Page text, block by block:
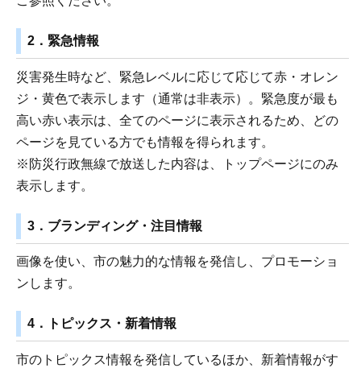
2．緊急情報
災害発生時など、緊急レベルに応じて応じて赤・オレン
ジ・黄色で表示します（通常は非表示）。緊急度が最も
高い赤い表示は、全てのページに表示されるため、どの
ページを見ている方でも情報を得られます。
※防災行政無線で放送した内容は、トップページにのみ
表示します。
3．ブランディング・注目情報
画像を使い、市の魅力的な情報を発信し、プロモーショ
ンします。
4．トピックス・新着情報
市のトピックス情報を発信しているほか、新着情報がす